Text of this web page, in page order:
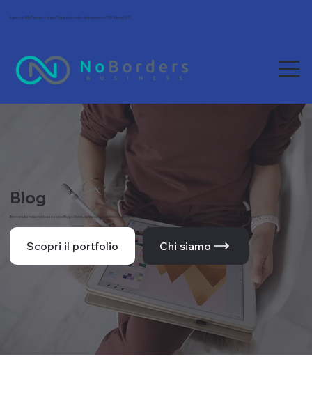
Agenzia Wix Partner in Italia. Tra le più scelte da freelance e PMI. Rating 5/5.
Blog
Benvenuto nella nostra sezione Blog e News, dove condividiamo le ultime novità, tendenze e approfondimenti dal mondo del web e della comunicazione.
Scopri il portfolio Chi siamo